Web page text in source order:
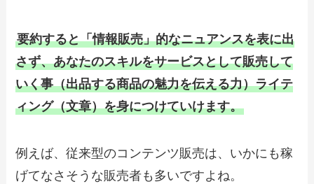
要約すると「情報販売」的なニュアンスを表に出
さず、あなたのスキルをサービスとして販売して
いく事（出品する商品の魅力を伝える力）ライテ
ィング（文章）を身につけていけます。
例えば、従来型のコンテンツ販売は、いかにも稼
げてなさそうな販売者も多いですよね。